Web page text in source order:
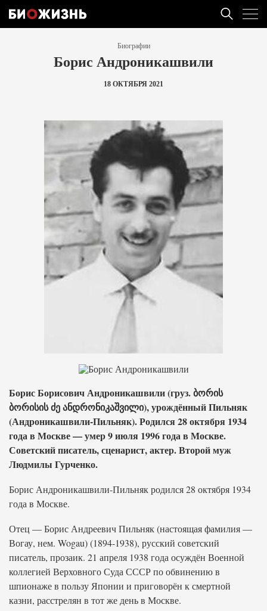
Биографии
Борис Андроникашвили
18 ОКТЯБРЯ 2021
Борис Борисович Андроникашвили (груз. ბორის
ბორისის ძე ანდრონიკაშვილი), урождённый Пильняк
(Андроникашвили-Пильняк). Родился 28 октября 1934
года в Москве — умер 9 июля 1996 года в Москве.
Советский писатель, сценарист, актер. Второй муж
Людмилы Гурченко.
Борис Андроникашвили-Пильняк родился 28 октября 1934
года в Москве.
Отец — Борис Андреевич Пильняк (настоящая фамилия —
Вогау, нем. Wogau) (1894-1938), русский советский
писатель, прозаик. 21 апреля 1938 года осуждён Военной
коллегией Верховного Суда СССР по обвинению в
шпионаже в пользу Японии и приговорён к смертной
казни, расстрелян в тот же день в Москве.